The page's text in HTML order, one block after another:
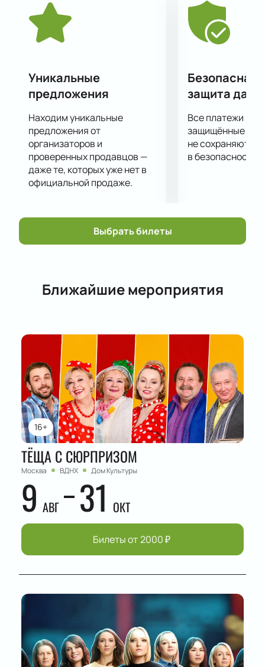
который подарит вам множество приятных эмоций
и воспоминаний.
Уникальные
предложения
Находим уникальные
предложения от
организаторов и
проверенных продавцов —
даже те, которых уже нет в
официальной продаже.
Безопасная
защита
Все платежи
защищённые
не сохраняются
в безопасности.
Выбрать билеты
Ближайшие мероприятия
16+
ТЁЩА С СЮРПРИЗОМ
Москва ВДНХ Дом Культуры
9 АВГ 31 ОКТ
Билеты от 2000₽